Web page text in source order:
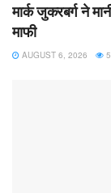
मार्क जुकरबर्ग ने
माफी
AUGUST 6, 2026